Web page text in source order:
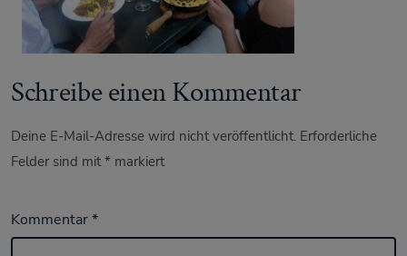
Schreibe einen Kommentar
Deine E-Mail-Adresse wird nicht veröffentlicht. Erforderliche
Felder sind mit* markiert
Kommentar*